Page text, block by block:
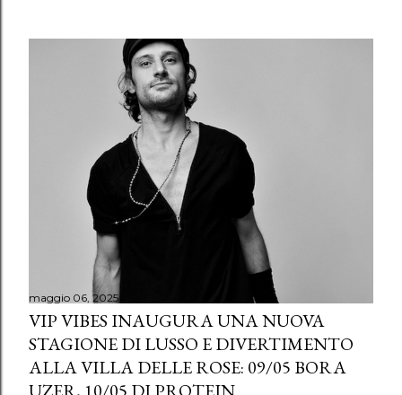
maggio 06, 2025
VIP VIBES INAUGURA UNA NUOVA
STAGIONE DI LUSSO E DIVERTIMENTO
ALLA VILLA DELLE ROSE: 09/05 BORA
UZER, 10/05 DJ PROTEIN